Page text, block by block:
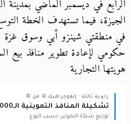
الرابع في ديسمبر الماضي بمدينة
الجيزة، فيما تستهدف الخطة
في منطقتي شينزو أبي وسوق غزة
حكومي لإعادة تطوير منافذ بيع
هويتها التجارية